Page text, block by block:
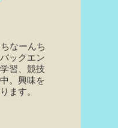
なーんち
ックエン
習、競技
。興味を
ます。